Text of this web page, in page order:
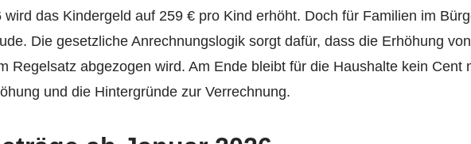
das Kindergeld auf 259 € pro Kind erhöht. Doch für Familien im
Die gesetzliche Anrechnungslogik sorgt dafür, dass die Erhöhung
Regelsatz abgezogen wird. Am Ende bleibt für die Haushalte kein Cent
und die Hintergründe zur Verrechnung.